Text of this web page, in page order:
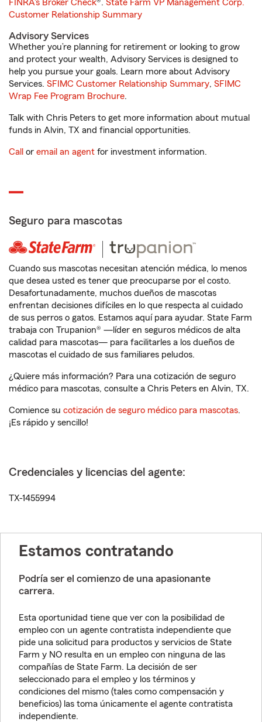
FINRA's Broker Check®. State Farm VP Management Corp.
Customer Relationship Summary
Advisory Services
Whether you’re planning for retirement or looking to grow
and protect your wealth, Advisory Services is designed to
help you pursue your goals. Learn more about Advisory
Services. SFIMC Customer Relationship Summary, SFIMC
Wrap Fee Program Brochure.
Talk with Chris Peters to get more information about mutual
funds in Alvin, TX and financial opportunities.
Call or email an agent for investment information.
Seguro para mascotas
Cuando sus mascotas necesitan atención médica, lo menos
que desea usted es tener que preocuparse por el costo.
Desafortunadamente, muchos dueños de mascotas
enfrentan decisiones difíciles en lo que respecta al cuidado
de sus perros o gatos. Estamos aquí para ayudar. State Farm
trabaja con Trupanion® —líder en seguros médicos de alta
calidad para mascotas— para facilitarles a los dueños de
mascotas el cuidado de sus familiares peludos.
¿Quiere más información? Para una cotización de seguro
médico para mascotas, consulte a Chris Peters en Alvin, TX.
Comience su cotización de seguro médico para mascotas.
¡Es rápido y sencillo!
Credenciales y licencias del agente:
TX-1455994
Estamos contratando
Podría ser el comienzo de una apasionante
carrera.
Esta oportunidad tiene que ver con la posibilidad de
empleo con un agente contratista independiente que
pide una solicitud para productos y servicios de State
Farm y NO resulta en un empleo con ninguna de las
compañías de State Farm. La decisión de ser
seleccionado para el empleo y los términos y
condiciones del mismo (tales como compensación y
beneficios) las toma únicamente el agente contratista
independiente.